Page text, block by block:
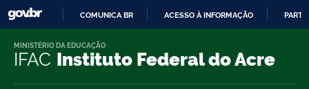
O
COMUNICA BR ACESSO À INFORMAÇÃO
IFAC Instituto Federal do Acre
MINISTÉRIO DA EDUCAÇÃO